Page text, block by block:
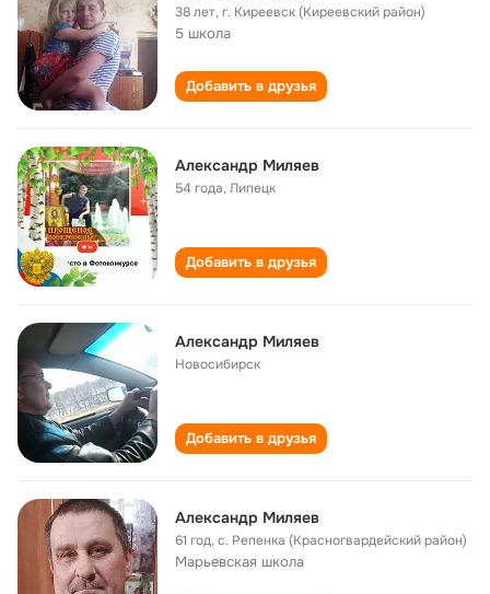
38 лет,г. Киреевск (Киреевский район)
5 школа
Добавить в друзья
Александр Миляев
54 года,Липецк
Добавить в друзья
Александр Миляев
Новосибирск
Добавить в друзья
Александр Миляев
61 год,с. Репенка (Красногвардейский район)
Марьевская школа